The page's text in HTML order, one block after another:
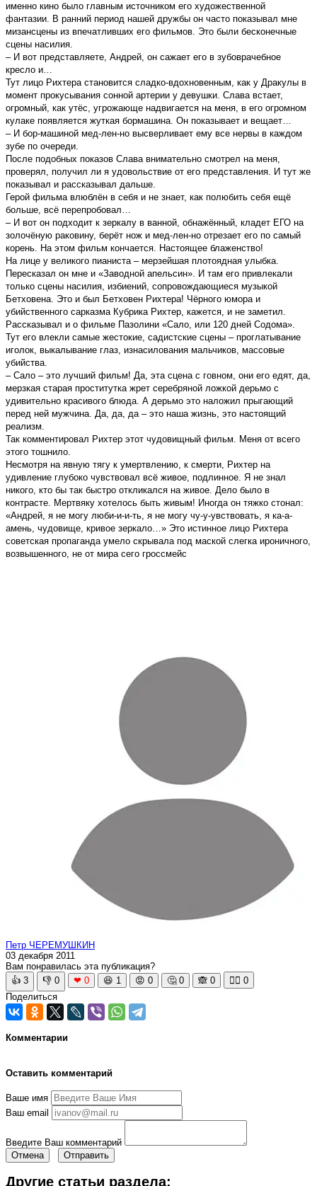
именно кино было главным источником его художественной
фантазии. В ранний период нашей дружбы он часто показывал мне
мизансцены из впечатливших его фильмов. Это были бесконечные
сцены насилия.
– И вот представляете, Андрей, он сажает его в зубоврачебное
кресло и…
Тут лицо Рихтера становится сладко-вдохновенным, как у Дракулы в
момент прокусывания сонной артерии у девушки. Слава встает,
огромный, как утёс, угрожающе надвигается на меня, в его огромном
кулаке появляется жуткая бормашина. Он показывает и вещает…
– И бор-машиной мед-лен-но высверливает ему все нервы в каждом
зубе по очереди.
После подобных показов Слава внимательно смотрел на меня,
проверял, получил ли я удовольствие от его представления. И тут же
показывал и рассказывал дальше.
Герой фильма влюблён в себя и не знает, как полюбить себя ещё
больше, всё перепробовал…
– И вот он подходит к зеркалу в ванной, обнажённый, кладет ЕГО на
золочёную раковину, берёт нож и мед-лен-но отрезает его по самый
корень. На этом фильм кончается. Настоящее блаженство!
На лице у великого пианиста – мерзейшая плотоядная улыбка.
Пересказал он мне и «Заводной апельсин». И там его привлекали
только сцены насилия, избиений, сопровождающиеся музыкой
Бетховена. Это и был Бетховен Рихтера! Чёрного юмора и
убийственного сарказма Кубрика Рихтер, кажется, и не заметил.
Рассказывал и о фильме Пазолини «Сало, или 120 дней Содома».
Тут его влекли самые жестокие, садистские сцены – проглатывание
иголок, выкалывание глаз, изнасилования мальчиков, массовые
убийства.
– Сало – это лучший фильм! Да, эта сцена с говном, они его едят, да,
мерзкая старая проститутка жрет серебряной ложкой дерьмо с
удивительно красивого блюда. А дерьмо это наложил прыгающий
перед ней мужчина. Да, да, да – это наша жизнь, это настоящий
реализм.
Так комментировал Рихтер этот чудовищный фильм. Меня от всего
этого тошнило.
Несмотря на явную тягу к умертвлению, к смерти, Рихтер на
удивление глубоко чувствовал всё живое, подлинное. Я не знал
никого, кто бы так быстро откликался на живое. Дело было в
контрасте. Мертвяку хотелось быть живым! Иногда он тяжко стонал:
«Андрей, я не могу люби-и-и-ть, я не могу чу-у-увствовать, я ка-а-
амень, чудовище, кривое зеркало…» Это истинное лицо Рихтера
советская пропаганда умело скрывала под маской слегка ироничного,
возвышенного, не от мира сего гроссмейс
Петр ЧЕРЕМУШКИН
03 декабря 2011
Вам понравилась эта публикация?
👍 3 👎 0 ❤ 0 😆 1 😡 0 🤔 0 🙈 0 🧘‍♀️ 0
Поделиться
Комментарии
Оставить комментарий
Ваше имя
Ваш email
Введите Ваш комментарий
Отмена
Отправить
Другие статьи раздела: